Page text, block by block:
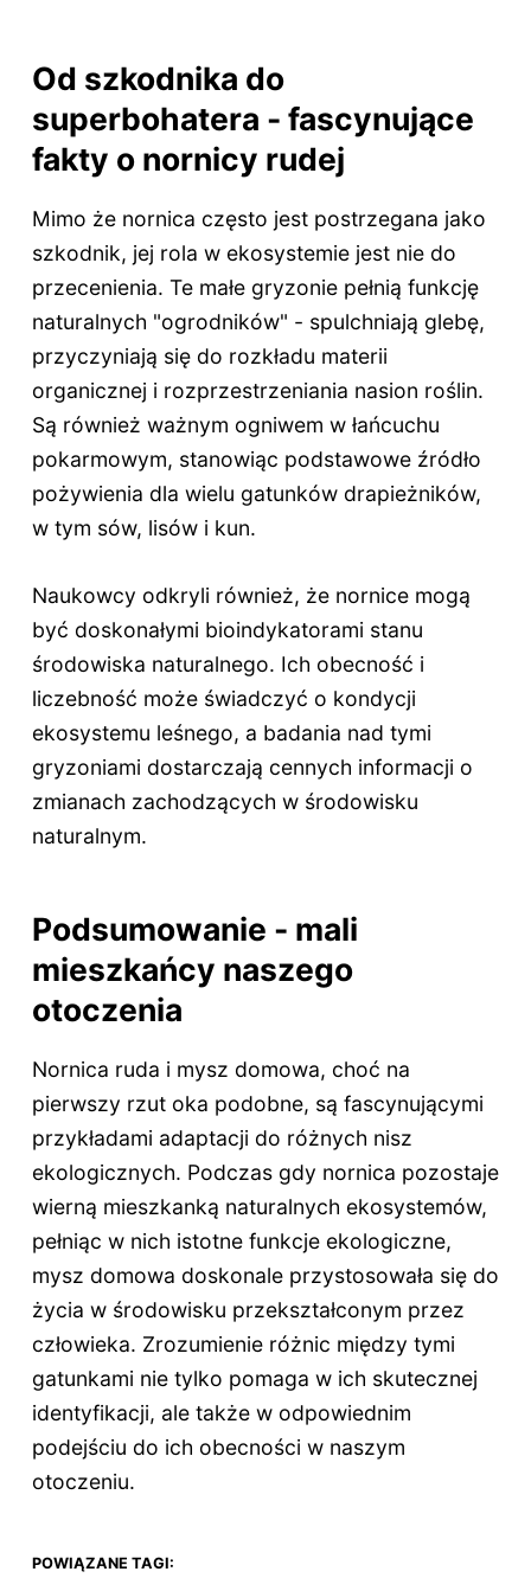
Od szkodnika do
superbohatera - fascynujące
fakty o nornicy rudej
Mimo że nornica często jest postrzegana jako
szkodnik, jej rola w ekosystemie jest nie do
przecenienia. Te małe gryzonie pełnią funkcję
naturalnych "ogrodników" - spulchniają glebę,
przyczyniają się do rozkładu materii
organicznej i rozprzestrzeniania nasion roślin.
Są również ważnym ogniwem w łańcuchu
pokarmowym, stanowiąc podstawowe źródło
pożywienia dla wielu gatunków drapieżników,
w tym sów, lisów i kun.
Naukowcy odkryli również, że nornice mogą
być doskonałymi bioindykatorami stanu
środowiska naturalnego. Ich obecność i
liczebność może świadczyć o kondycji
ekosystemu leśnego, a badania nad tymi
gryzoniami dostarczają cennych informacji o
zmianach zachodzących w środowisku
naturalnym.
Podsumowanie - mali
mieszkańcy naszego
otoczenia
Nornica ruda i mysz domowa, choć na
pierwszy rzut oka podobne, są fascynującymi
przykładami adaptacji do różnych nisz
ekologicznych. Podczas gdy nornica pozostaje
wierną mieszkanką naturalnych ekosystemów,
pełniąc w nich istotne funkcje ekologiczne,
mysz domowa doskonale przystosowała się do
życia w środowisku przekształconym przez
człowieka. Zrozumienie różnic między tymi
gatunkami nie tylko pomaga w ich skutecznej
identyfikacji, ale także w odpowiednim
podejściu do ich obecności w naszym
otoczeniu.
POWIĄZANE TAGI: